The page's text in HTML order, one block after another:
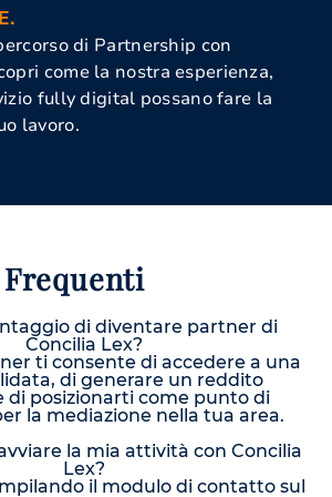
di Partnership con
come la nostra esperienza,
fully digital possano fare la
lavoro.
di diventare partner di
Concilia Lex?
ti consente di accedere a una
di generare un reddito
di posizionarti come punto di
la mediazione nella tua area.
la mia attività con Concilia
Lex?
il modulo di contatto sul